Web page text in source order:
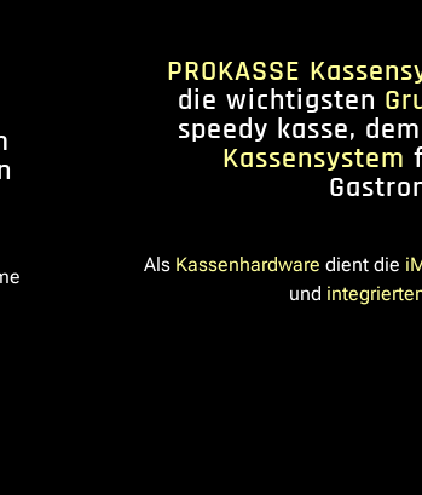
PROKASSE
die wichtigsten
speedy kasse,
Kassensystem
Als Kassenhardware dient die
und